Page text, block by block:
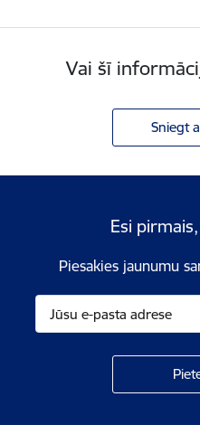
Vai šī
Sniegt
Esi
Piesakies jaunumu